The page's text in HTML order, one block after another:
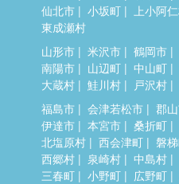
仙北市
小坂町 上小阿
東成瀬村
山形市 米沢市 鶴岡市
南陽市
山辺町 中山町
大蔵村
鮭川村 戸沢村
福島市 会津若松市 郡
伊達市
本宮市 桑折町
北塩原村
西会津町 磐
西郷村
泉崎村 中島村
三春町
小野町 広野町